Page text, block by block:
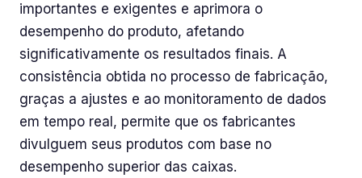
importantes e exigentes e aprimora o
desempenho do produto, afetando
significativamente os resultados finais. A
consistência obtida no processo de fabricação,
graças a ajustes e ao monitoramento de dados
em tempo real, permite que os fabricantes
divulguem seus produtos com base no
desempenho superior das caixas.